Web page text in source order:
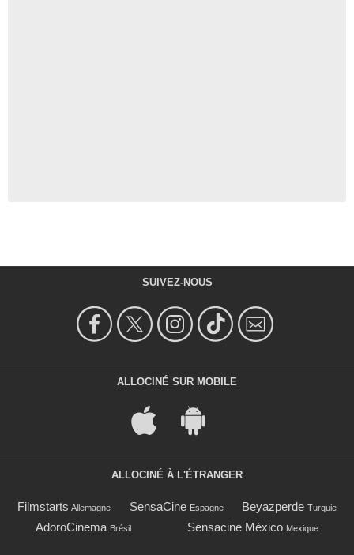
SUIVEZ-NOUS
ALLOCINÉ SUR MOBILE
ALLOCINÉ À L'ÉTRANGER
Filmstarts Allemagne SensaCine Espagne Beyazperde Turquie
AdoroCinema Brésil Sensacine México Mexique